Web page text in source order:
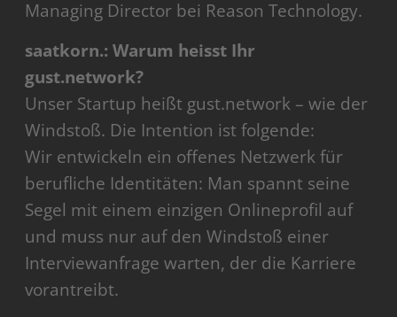
Managing Director bei Reason Technology.
saatkorn.: Warum heisst Ihr
gust.network?
Unser Startup heißt gust.network – wie der
Windstoß. Die Intention ist folgende:
Wir entwickeln ein offenes Netzwerk für
berufliche Identitäten: Man spannt seine
Segel mit einem einzigen Onlineprofil auf
und muss nur auf den Windstoß einer
Interviewanfrage warten, der die Karriere
vorantreibt.